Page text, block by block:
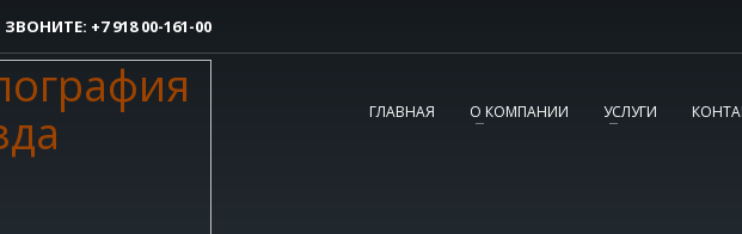
заказ
заявку.
заказ!
ЗВОНИТЕ: +7 918 00-161-00
ГЛАВНАЯ О КОМПАНИИ УСЛУГИ